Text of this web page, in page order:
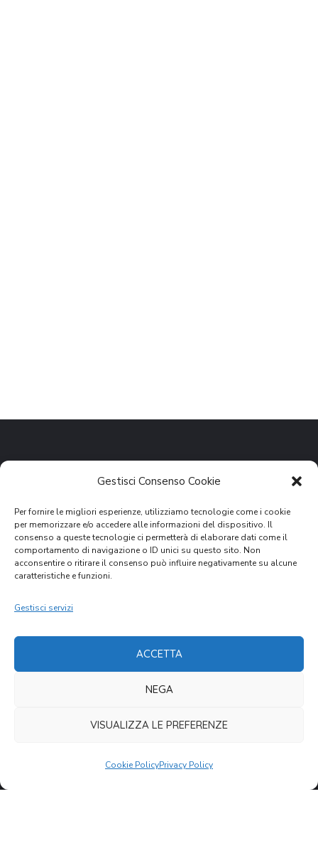
Gestisci Consenso Cookie
Per fornire le migliori esperienze, utilizziamo tecnologie come i cookie
per memorizzare e/o accedere alle informazioni del dispositivo. Il
consenso a queste tecnologie ci permetterà di elaborare dati come il
comportamento di navigazione o ID unici su questo sito. Non
acconsentire o ritirare il consenso può influire negativamente su alcune
caratteristiche e funzioni.
Gestisci servizi
ACCETTA
NEGA
VISUALIZZA LE PREFERENZE
Cookie PolicyPrivacy Policy
VISITA IL SITO SCUOLA
GARE D'APPALTO
Via delle Regioni, 6
+39 0734 674832